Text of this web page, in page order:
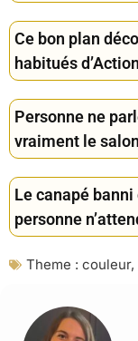
Ce bon plan
habitués
Personne ne
vraiment le
Le canapé
personne
Theme : couleur,